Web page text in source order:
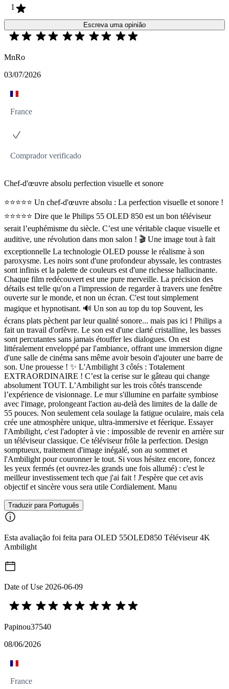
1
Escreva uma opinião
MnRo
03/07/2026
France
Comprador verificado
Chef-d'œuvre absolu perfection visuelle et sonore
⭐⭐⭐⭐⭐ Un chef-d'œuvre absolu : La perfection visuelle et sonore !
⭐⭐⭐⭐⭐ Dire que le Philips 55 OLED 850 est un bon téléviseur
serait l’euphémisme du siècle. C’est une véritable claque visuelle et
auditive, une révolution dans mon salon ! 🎬 Une image tout à fait
exceptionnelle La technologie OLED pousse le réalisme à son
paroxysme. Les noirs sont d'une profondeur abyssale, les contrastes
sont infinis et la palette de couleurs est d'une richesse hallucinante.
Chaque film redécouvert est une pure merveille. La précision des
détails est telle qu'on a l'impression de regarder à travers une fenêtre
ouverte sur le monde, et non un écran. C'est tout simplement
magique et hypnotisant. 🔊 Un son au top du top Souvent, les
écrans plats pèchent par leur qualité sonore... mais pas ici ! Philips a
fait un travail d'orfèvre. Le son est d'une clarté cristalline, les basses
sont percutantes sans jamais étouffer les dialogues. On est
littéralement enveloppé par l'ambiance, offrant une immersion digne
d'une salle de cinéma sans même avoir besoin d'ajouter une barre de
son. Une prouesse ! ✨ L'Ambilight 3 côtés : Totalement
EXTRAORDINAIRE ! C’est la cerise sur le gâteau qui change
absolument TOUT. L’Ambilight sur les trois côtés transcende
l’expérience de visionnage. Le mur s'illumine en parfaite symbiose
avec l'image, prolongeant l'action au-delà des limites de la dalle de
55 pouces. Non seulement cela soulage la fatigue oculaire, mais cela
crée une atmosphère unique, ultra-immersive et féerique. Essayer
l'Ambilight, c'est l'adopter à vie : impossible de revenir en arrière sur
un téléviseur classique. Ce téléviseur frôle la perfection. Design
somptueux, traitement d'image inégalé, son au sommet et
l'Ambilight pour couronner le tout. Si vous hésitez encore, foncez
les yeux fermés (et ouvrez-les grands une fois allumé) : c'est le
meilleur investissement tech que j'ai fait ! J'espère que cet avis
objectif et sincère vous sera utile Cordialement. Manu
Traduzir para Português
Esta avaliação foi feita para OLED 55OLED850 Téléviseur 4K
Ambilight
Date of Use 2026-06-09
Papinou37540
08/06/2026
France